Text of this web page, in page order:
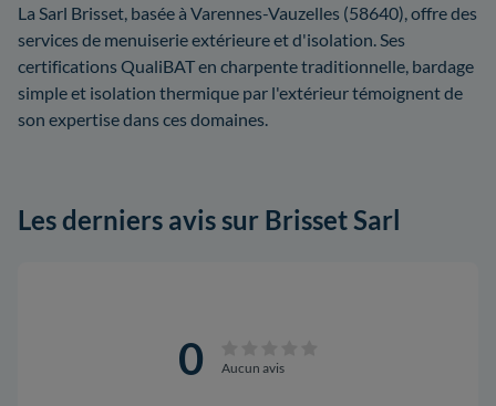
La Sarl Brisset, basée à Varennes-Vauzelles (58640), offre des
services de menuiserie extérieure et d'isolation. Ses
certifications QualiBAT en charpente traditionnelle, bardage
simple et isolation thermique par l'extérieur témoignent de
son expertise dans ces domaines.
Les derniers avis sur Brisset Sarl
0 Aucun avis